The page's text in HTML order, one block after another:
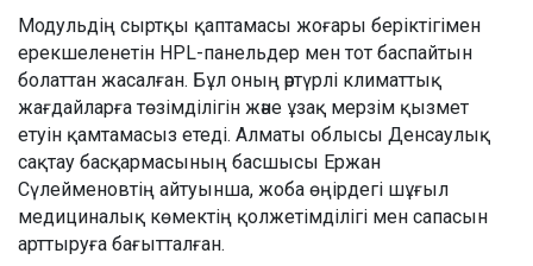
Модульдің сыртқы қаптамасы жоғары беріктігімен
ерекшеленетін HPL-панельдер мен тот баспайтын
болаттан жасалған. Бұл оның әртүрлі климаттық
жағдайларға төзімділігін және ұзақ мерзім қызмет
етуін қамтамасыз етеді. Алматы облысы Денсаулық
сақтау басқармасының басшысы Ержан
Сүлейменовтің айтуынша, жоба өңірдегі шұғыл
медициналық көмектің қолжетімділігі мен сапасын
арттыруға бағытталған.